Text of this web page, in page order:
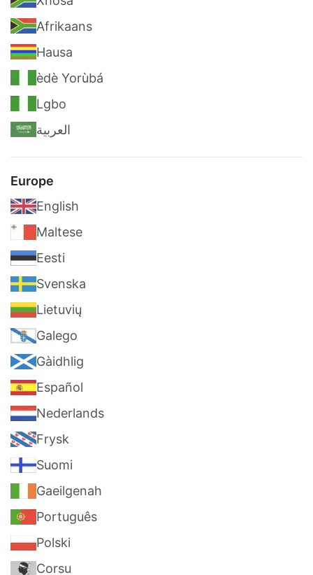
Afrikaans
Hausa
èdè Yorùbá
Lgbo
العربية
Europe
English
Maltese
Eesti
Svenska
Lietuvių
Galego
Gàidhlig
Español
Nederlands
Frysk
Suomi
Gaeilgenah
Português
Polski
Corsu